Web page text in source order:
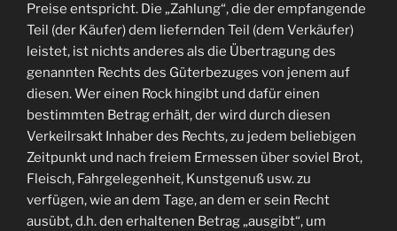
Preise entspricht. Die „Zahlung“, die der empfangende
Teil (der Käufer) dem liefernden Teil (dem Verkäufer)
leistet, ist nichts anderes als die Übertragung des
genannten Rechts des Güterbezuges von jenem auf
diesen. Wer einen Rock hingibt und dafür einen
bestimmten Betrag erhält, der wird durch diesen
Verkeilrsakt Inhaber des Rechts, zu jedem beliebigen
Zeitpunkt und nach freiem Ermessen über soviel Brot,
Fleisch, Fahrgelegenheit, Kunstgenuß usw. zu
verfügen, wie an dem Tage, an dem er sein Recht
ausübt, d.h. den erhaltenen Betrag „ausgibt“, um